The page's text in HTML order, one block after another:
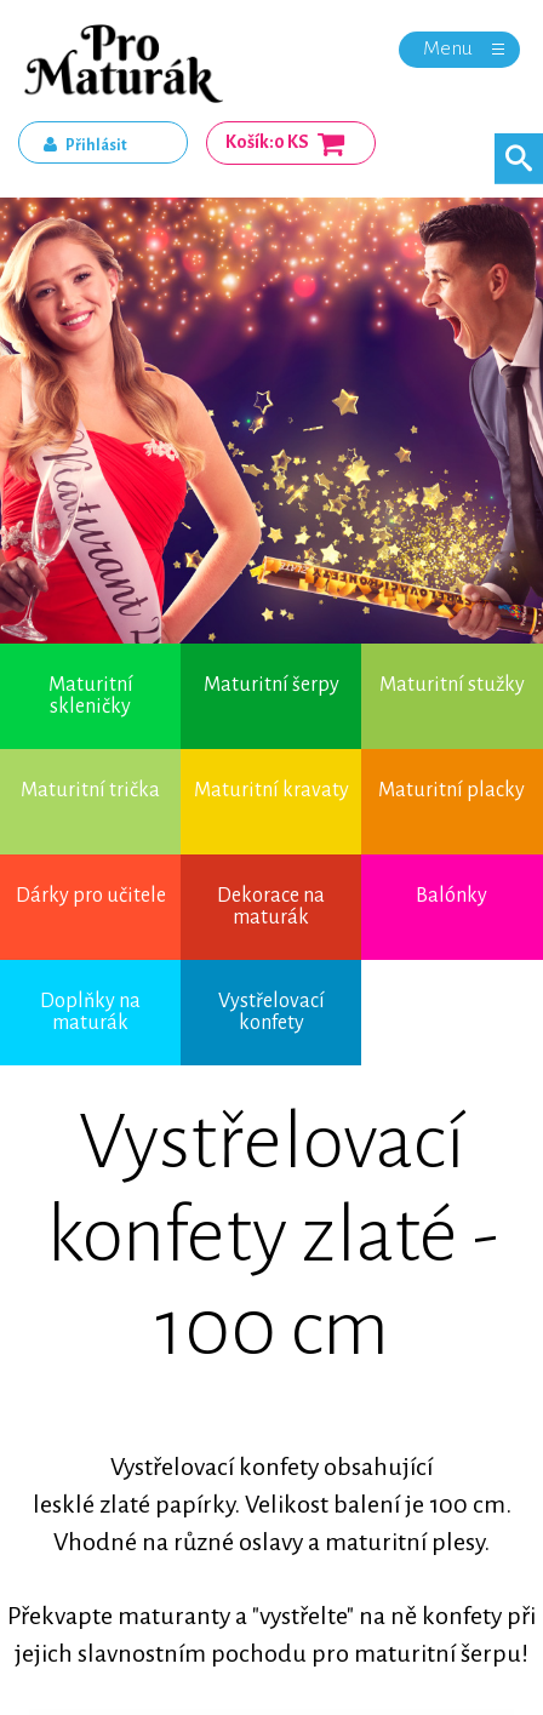
Menu
Přihlásit Košík:0 KS
Maturitní
skleničky
Maturitní šerpy Maturitní stužky
Maturitní trička Maturitní kravaty Maturitní placky
Dárky pro učitele
Dekorace na
maturák
Balónky
Doplňky na
maturák
Vystřelovací
konfety
Vystřelovací
konfety zlaté -
100 cm
Vystřelovací konfety obsahující
lesklé zlaté papírky. Velikost balení je 100 cm.
Vhodné na různé oslavy a maturitní plesy.
Překvapte maturanty a "vystřelte" na ně konfety při
jejich slavnostním pochodu pro maturitní šerpu!